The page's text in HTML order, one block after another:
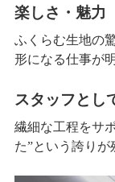
楽しさ・魅力
ふくらむ生地の
形になる仕事が
スタッフとし
繊細な工程をサ
た”という誇りが